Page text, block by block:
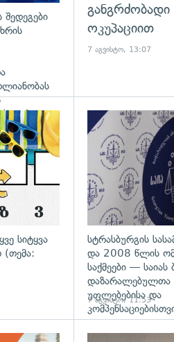
განგრძობადი
ოკუპაციით
7 აგვისტო, 13:07
გადახედვა
სიტყვა
(თემა:
სტრასბურგის
და 2008 წლის
საქმეები —
დაზარალებულთა
უფლებებისა და
7 აგვისტო, 11:53